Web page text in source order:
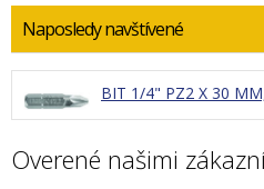
Naposledy navštívené
BIT 1/4" PZ2 X 30
Overené našimi